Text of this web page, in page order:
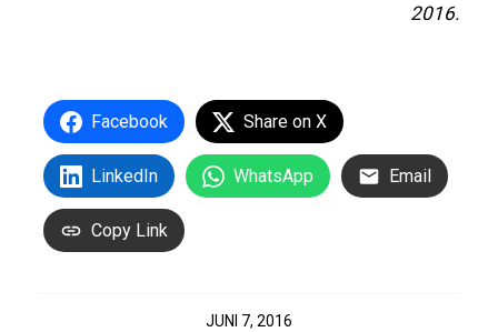
2016.
Facebook Share on X
LinkedIn WhatsApp Email
Copy Link
JUNI 7, 2016